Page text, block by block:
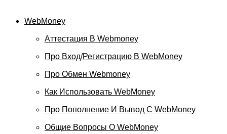
WebMoney
Аттестация В Webmoney
Про Вход/регистрацию В WebMoney
Про Обмен Webmoney
Как Использовать WebMoney
Про Пополнение И Вывод С WebMoney
Общие Вопросы О WebMoney